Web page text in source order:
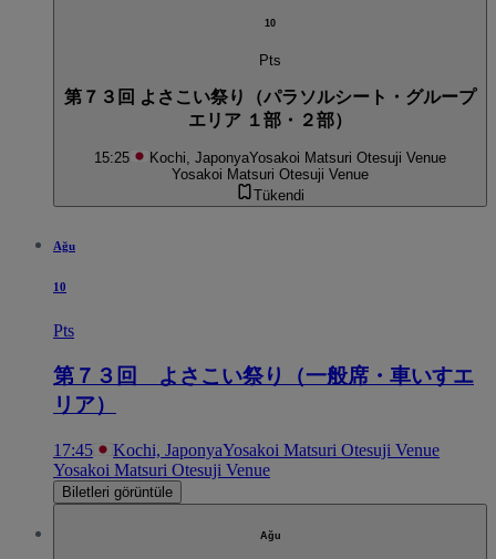
10
Pts
第７３回 よさこい祭り（パラソルシート・グループ
エリア １部・２部）
15:25 Kochi, JaponyaYosakoi Matsuri Otesuji Venue
Yosakoi Matsuri Otesuji Venue
Tükendi
Ağu
10
Pts
第７３回 よさこい祭り（一般席・車いすエ
リア）
17:45 Kochi, JaponyaYosakoi Matsuri Otesuji Venue
Yosakoi Matsuri Otesuji Venue
Biletleri görüntüle
Ağu